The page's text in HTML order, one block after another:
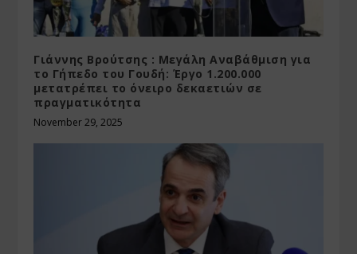
Γιάννης Βρούτσης : Μεγάλη Αναβάθμιση για
το Γήπεδο του Γουδή: Έργο 1.200.000
μετατρέπει το όνειρο δεκαετιών σε
πραγματικότητα
November 29, 2025